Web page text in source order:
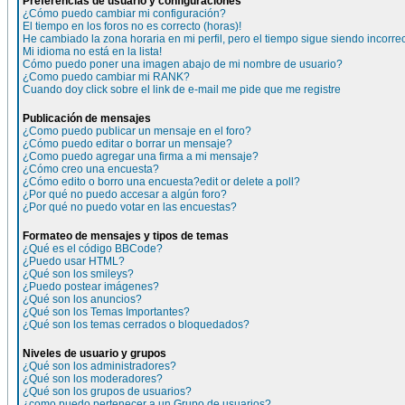
¿Cómo puedo cambiar mi configuración?
El tiempo en los foros no es correcto (horas)!
He cambiado la zona horaria en mi perfil, pero el tiempo sigue siendo
Mi idioma no está en la lista!
Cómo puedo poner una imagen abajo de mi nombre de usuario?
¿Como puedo cambiar mi RANK?
Cuando doy click sobre el link de e-mail me pide que me registre
Publicación de mensajes
¿Como puedo publicar un mensaje en el foro?
¿Cómo puedo editar o borrar un mensaje?
¿Como puedo agregar una firma a mi mensaje?
¿Cómo creo una encuesta?
¿Cómo edito o borro una encuesta?edit or delete a poll?
¿Por qué no puedo accesar a algún foro?
¿Por qué no puedo votar en las encuestas?
Formateo de mensajes y tipos de temas
¿Qué es el código BBCode?
¿Puedo usar HTML?
¿Qué son los smileys?
¿Puedo postear imágenes?
¿Qué son los anuncios?
¿Qué son los Temas Importantes?
¿Qué son los temas cerrados o bloquedados?
Niveles de usuario y grupos
¿Qué son los administradores?
¿Qué son los moderadores?
¿Qué son los grupos de usuarios?